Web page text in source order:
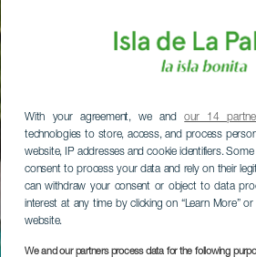
With your agreement, we andour 14
technologies to store, access, and process
website, IP addresses and cookie identifiers.
consent to process your data and rely on their
can withdraw your consent or object to data
interest at any time by clicking on “Learn More”
website.
We and our partners process data for the following